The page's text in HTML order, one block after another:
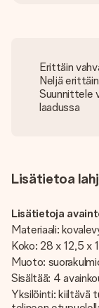
Erittäin
Neljä
Suunnittele
laadussa
Lisätietoa
Lisätietoja
Materiaali:
Koko: 28 x 12,5 x
Muoto:
Sisältää: 4
Yksilöinti: kiiltävä